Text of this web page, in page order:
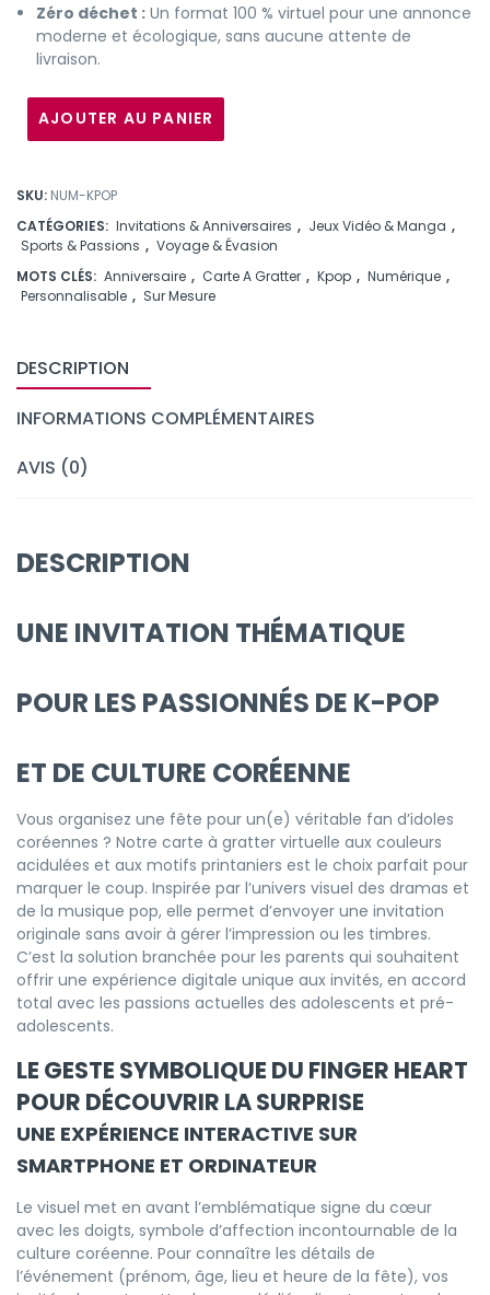
Zéro déchet : Un format 100 % virtuel pour une annonce
moderne et écologique, sans aucune attente de
livraison.
AJOUTER AU PANIER
SKU: NUM-KPOP
CATÉGORIES: Invitations & Anniversaires , Jeux Vidéo & Manga ,
Sports & Passions , Voyage & Évasion
MOTS CLÉS: Anniversaire , Carte A Gratter , Kpop , Numérique ,
Personnalisable , Sur Mesure
DESCRIPTION
INFORMATIONS COMPLÉMENTAIRES
AVIS (0)
DESCRIPTION
UNE INVITATION THÉMATIQUE
POUR LES PASSIONNÉS DE K-POP
ET DE CULTURE CORÉENNE
Vous organisez une fête pour un(e) véritable fan d’idoles
coréennes ? Notre carte à gratter virtuelle aux couleurs
acidulées et aux motifs printaniers est le choix parfait pour
marquer le coup. Inspirée par l’univers visuel des dramas et
de la musique pop, elle permet d’envoyer une invitation
originale sans avoir à gérer l’impression ou les timbres.
C’est la solution branchée pour les parents qui souhaitent
offrir une expérience digitale unique aux invités, en accord
total avec les passions actuelles des adolescents et pré-
adolescents.
LE GESTE SYMBOLIQUE DU FINGER HEART
POUR DÉCOUVRIR LA SURPRISE
UNE EXPÉRIENCE INTERACTIVE SUR
SMARTPHONE ET ORDINATEUR
Le visuel met en avant l’emblématique signe du cœur
avec les doigts, symbole d’affection incontournable de la
culture coréenne. Pour connaître les détails de
l’événement (prénom, âge, lieu et heure de la fête), vos